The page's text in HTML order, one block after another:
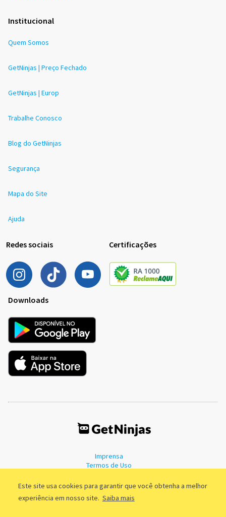
Este site usa cookies para garantir que você obtenha a melhor
experiência em nosso site. Saiba mais
Institucional
Quem Somos
GetNinjas | Preço Fechado
GetNinjas | Europ
Trabalhe Conosco
Blog do GetNinjas
Segurança
Mapa do Site
Ajuda
Redes sociais Certificações
Downloads
Imprensa
Termos de Uso